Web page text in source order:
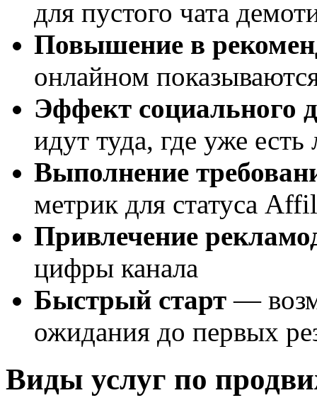
для пустого чата
Повышение в
онлайном
Эффект социального
идут туда, где уже
Выполнение
метрик для статуса
Привлечение
цифры канала
Быстрый старт —
ожидания до первых
Виды услуг по